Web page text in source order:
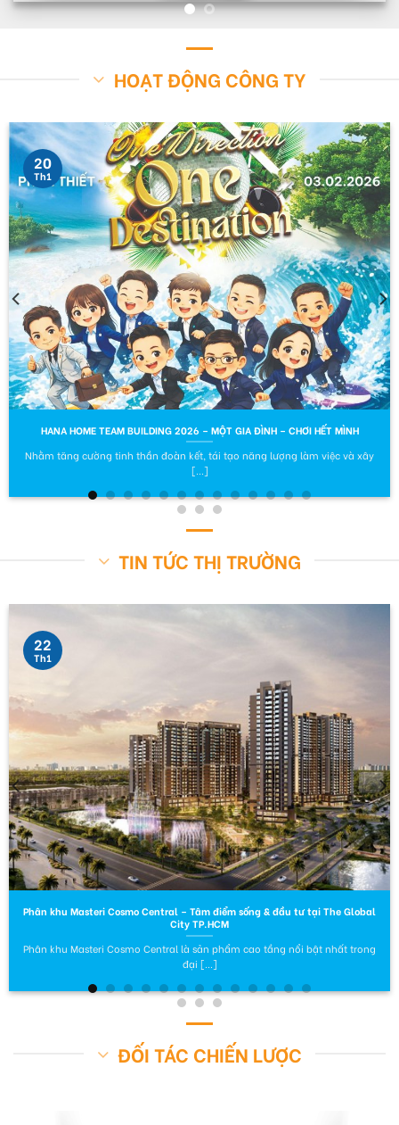
HOẠT ĐỘNG CÔNG TY
HANA HOME TEAM BUILDING 2026 – MỘT GIA ĐÌNH – CHƠI HẾT MÌNH
Nhằm tăng cường tinh thần đoàn kết, tái tạo năng lượng làm việc và xây
[...]
20
Th1
TIN TỨC THỊ TRƯỜNG
Phân khu Masteri Cosmo Central – Tâm điểm sống & đầu tư tại The Global
City TP.HCM
Phân khu Masteri Cosmo Central là sản phẩm cao tầng nổi bật nhất trong
đại [...]
22
Th1
ĐỐI TÁC CHIẾN LƯỢC